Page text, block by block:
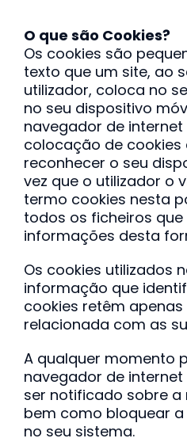
O que são Cookies?
Os cookies são
texto que um site, ao
utilizador, coloca no
no seu dispositivo
navegador de
colocação de cookies
reconhecer o seu
vez que o utilizador o
termo cookies nesta
todos os ficheiros
informações desta
Os cookies utilizados
informação que
cookies retêm
relacionada com as
A qualquer momento
navegador de
ser notificado sobre a
bem como bloquear
no seu sistema.